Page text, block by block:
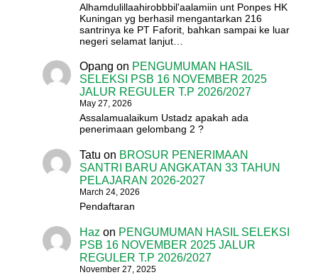
Alhamdulillaahirobbbil'aalamiin unt Ponpes HK
Kuningan yg berhasil mengantarkan 216
santrinya ke PT Faforit, bahkan sampai ke luar
negeri selamat lanjut…
Opang on PENGUMUMAN HASIL
SELEKSI PSB 16 NOVEMBER 2025
JALUR REGULER T.P 2026/2027
May 27, 2026
Assalamualaikum Ustadz apakah ada
penerimaan gelombang 2 ?
Tatu on BROSUR PENERIMAAN
SANTRI BARU ANGKATAN 33 TAHUN
PELAJARAN 2026-2027
March 24, 2026
Pendaftaran
Haz on PENGUMUMAN HASIL SELEKSI
PSB 16 NOVEMBER 2025 JALUR
REGULER T.P 2026/2027
November 27, 2025